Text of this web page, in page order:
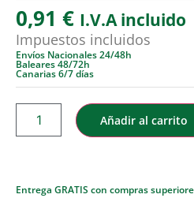
0,91 € I.V.A incluido
Impuestos incluidos
Envíos Nacionales 24/48h
Baleares 48/72h
Canarias 6/7 días
Añadir al carrito
Entrega GRATIS con compras